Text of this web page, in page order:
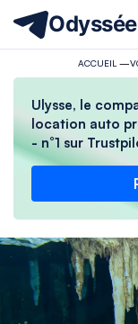
Odyssée
ACCUEIL —
Ulysse, le
location auto
- n°1 sur